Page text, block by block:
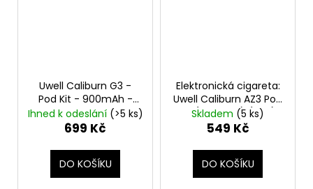
Uwell Caliburn G3 -
Pod Kit - 900mAh -
Red
Ihned k odeslání (>5 ks)
699 Kč
DO KOŠÍKU
Elektronická cigareta:
Uwell Caliburn AZ3 Pod
Kit (750mAh) (Red)
Skladem (5 ks)
549 Kč
DO KOŠÍKU